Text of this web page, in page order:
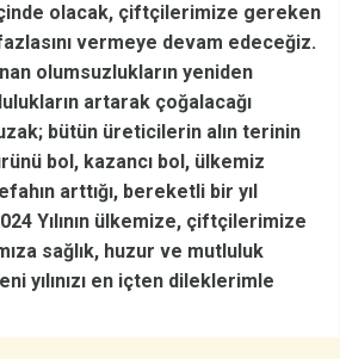
olacak, çiftçilerimize gereken
vermeye devam edeceğiz.
olumsuzlukların yeniden
artarak çoğalacağı
bütün üreticilerin alın terinin
ürünü bol, kazancı bol, ülkemiz
arttığı, bereketli bir yıl
Yılının ülkemize, çiftçilerimize
sağlık, huzur ve mutluluk
yılınızı en içten dileklerimle